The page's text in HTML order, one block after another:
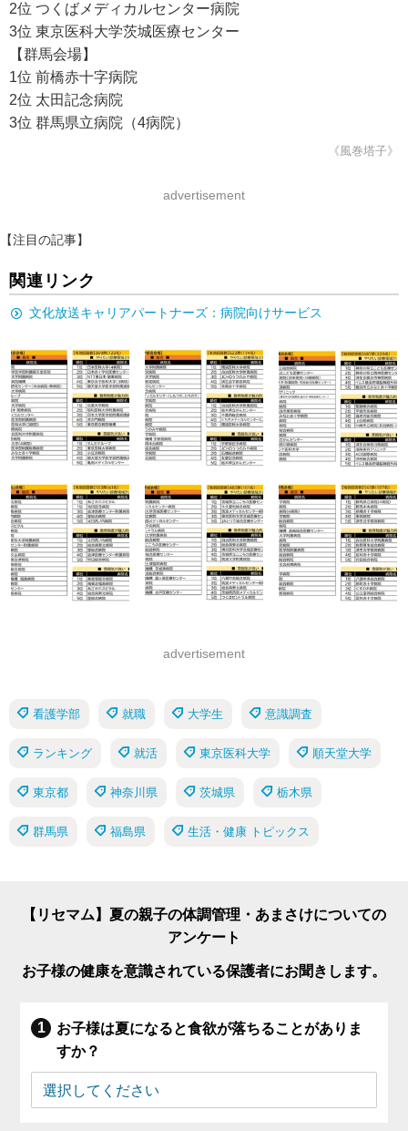
2位 つくばメディカルセンター病院
3位 東京医科大学茨城医療センター
【群馬会場】
1位 前橋赤十字病院
2位 太田記念病院
3位 群馬県立病院（4病院）
《風巻塔子》
advertisement
【注目の記事】
関連リンク
文化放送キャリアパートナーズ：病院向けサービス
advertisement
看護学部 就職 大学生 意識調査
ランキング 就活 東京医科大学 順天堂大学
東京都 神奈川県 茨城県 栃木県
群馬県 福島県 生活・健康 トピックス
【リセマム】夏の親子の体調管理・あまさけについての
アンケート
お子様の健康を意識されている保護者にお聞きします。
お子様は夏になると食欲が落ちることがありま
すか？